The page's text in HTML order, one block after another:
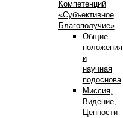
Компетенций
«Субъективное
Благополучие»
Общие
положения
и
научная
подоснова
Миссия,
Видение,
Ценности